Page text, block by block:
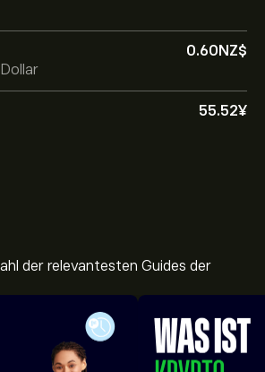
0.60‎NZ$‎
55.52‎¥‎
der relevantesten Guides der